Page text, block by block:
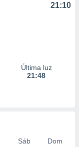
21:10
Última luz
21:48
Sáb
Dom